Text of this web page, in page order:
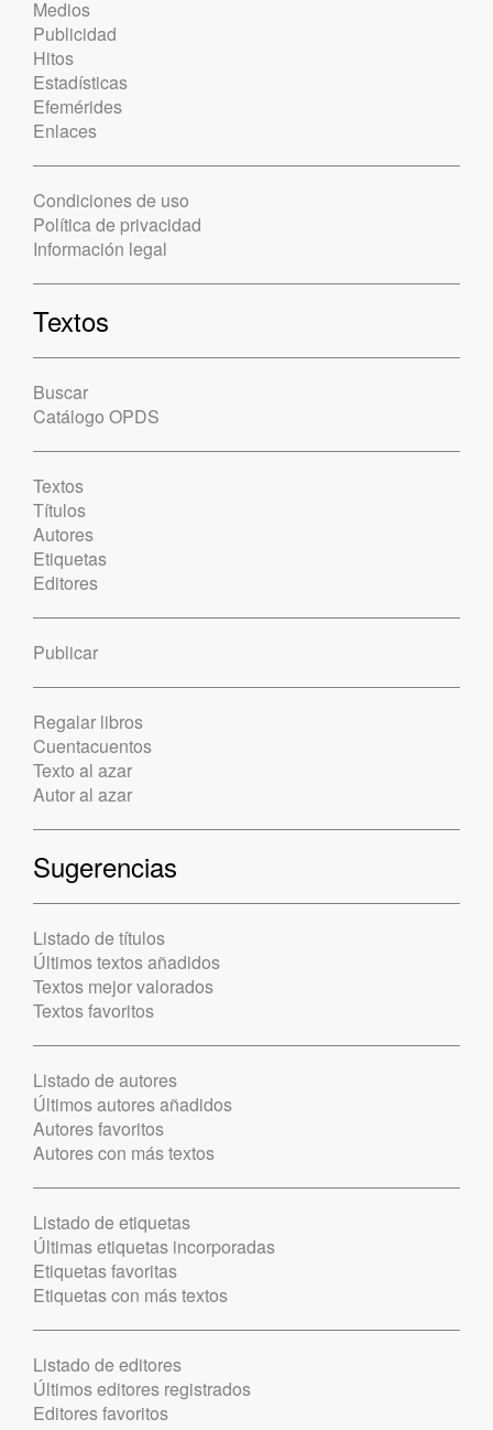
Medios
Publicidad
Hitos
Estadísticas
Efemérides
Enlaces
Condiciones de uso
Política de privacidad
Información legal
Textos
Buscar
Catálogo OPDS
Textos
Títulos
Autores
Etiquetas
Editores
Publicar
Regalar libros
Cuentacuentos
Texto al azar
Autor al azar
Sugerencias
Listado de títulos
Últimos textos añadidos
Textos mejor valorados
Textos favoritos
Listado de autores
Últimos autores añadidos
Autores favoritos
Autores con más textos
Listado de etiquetas
Últimas etiquetas incorporadas
Etiquetas favoritas
Etiquetas con más textos
Listado de editores
Últimos editores registrados
Editores favoritos